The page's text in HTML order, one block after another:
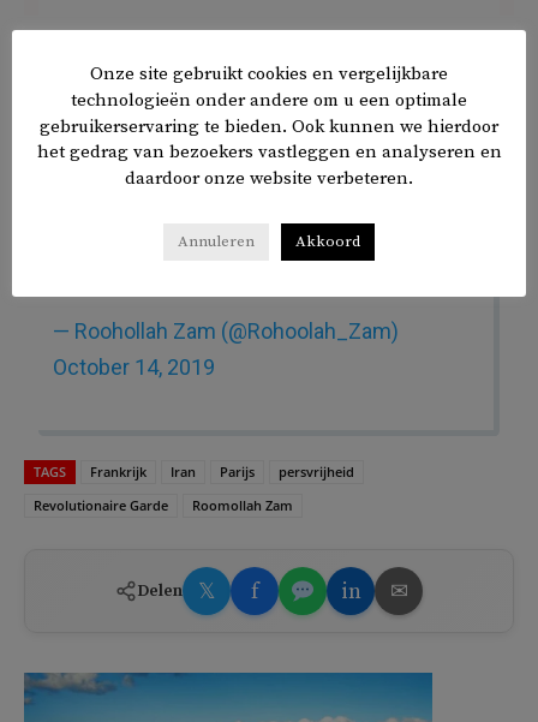
Twitteraccount van Zam zijn gevangenneming
aangekondigd. Te zien is een hand die een geweer
vasthoudt, ofwel het logo van de Revolutionaire Garde.
سپاه پاسداران انقلاب اسلامی
pic.twitter.com/HKRlqsfDla
— Roohollah Zam (@Rohoolah_Zam)
October 14, 2019
TAGS Frankrijk Iran Parijs
persvrijheid
Revolutionaire Garde
Roomollah Zam
Delen 𝕏 f in ✉
Onze site gebruikt cookies en vergelijkbare
technologieën onder andere om u een optimale
gebruikerservaring te bieden. Ook kunnen we hierdoor
het gedrag van bezoekers vastleggen en analyseren en
daardoor onze website verbeteren.
Annuleren Akkoord